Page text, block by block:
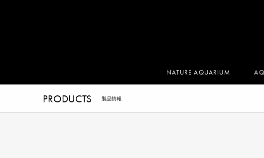
NATURE AQUARIUM
PRODUCTS 製品情報